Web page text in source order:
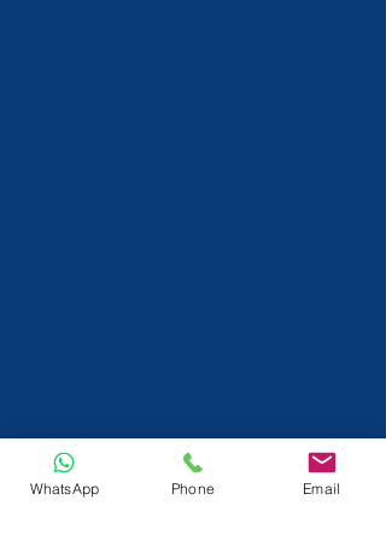
WhatsApp Phone Email